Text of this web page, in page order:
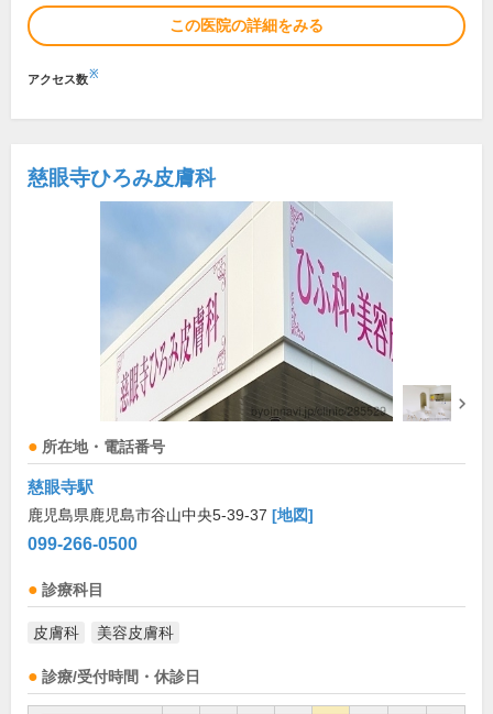
この医院の詳細をみる
アクセス数※
慈眼寺ひろみ皮膚科
所在地・電話番号
慈眼寺駅
鹿児島県鹿児島市谷山中央5-39-37 [地図]
099-266-0500
診療科目
皮膚科 美容皮膚科
診療/受付時間・休診日